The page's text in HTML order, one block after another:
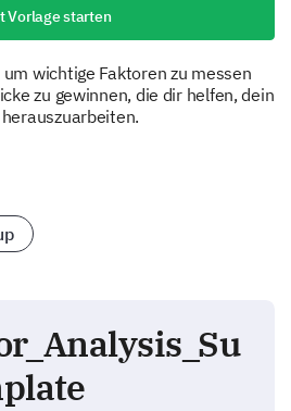
Vorlage starten
wichtige Faktoren zu messen
zu gewinnen, die dir helfen, dein